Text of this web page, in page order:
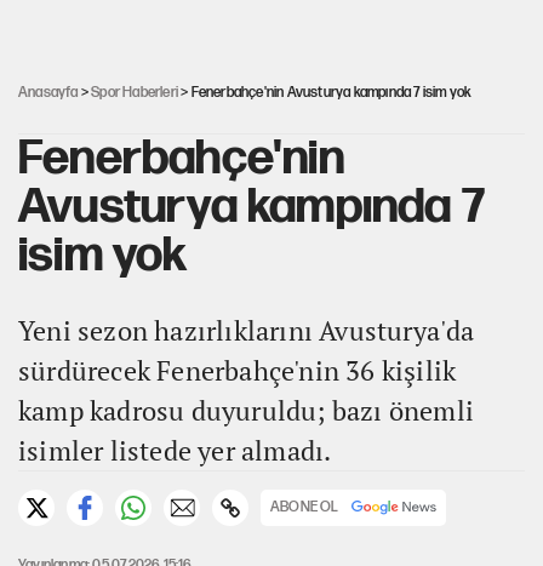
Anasayfa >Spor Haberleri> Fenerbahçe'nin Avusturya kampında 7 isim yok
Fenerbahçe'nin
Avusturya kampında 7
isim yok
Yeni sezon hazırlıklarını Avusturya'da
sürdürecek Fenerbahçe'nin 36 kişilik
kamp kadrosu duyuruldu; bazı önemli
isimler listede yer almadı.
ABONE OL